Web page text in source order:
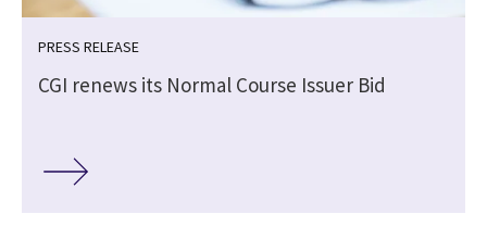
PRESS RELEASE
CGI renews its Normal Course Issuer Bid